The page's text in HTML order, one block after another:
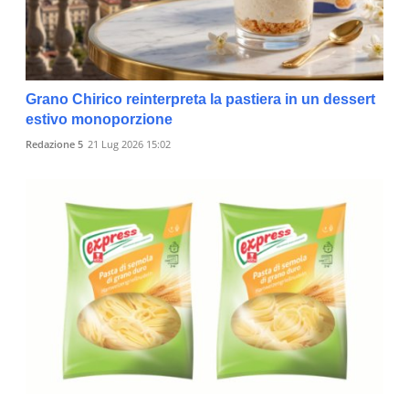
Grano Chirico reinterpreta la pastiera in un dessert
estivo monoporzione
Redazione 5 21 Lug 2026 15:02